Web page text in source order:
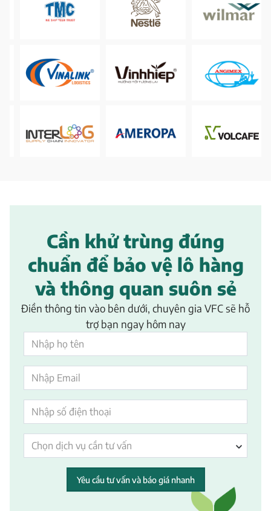
Cần khử trùng đúng
chuẩn để bảo vệ lô hàng
và thông quan suôn sẻ
Điền thông tin vào bên dưới, chuyên gia VFC sẽ hỗ
trợ bạn ngay hôm nay
Chọn dịch vụ cần tư vấn
Yêu cầu tư vấn và báo giá nhanh